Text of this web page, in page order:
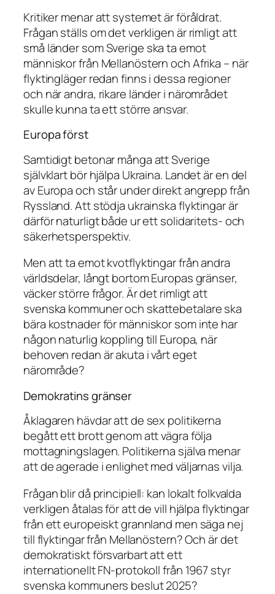
Kritiker menar att systemet är föråldrat.
Frågan ställs om det verkligen är rimligt att
små länder som Sverige ska ta emot
människor från Mellanöstern och Afrika – när
flyktingläger redan finns i dessa regioner
och när andra, rikare länder i närområdet
skulle kunna ta ett större ansvar.
Europa först
Samtidigt betonar många att Sverige
självklart bör hjälpa Ukraina. Landet är en del
av Europa och står under direkt angrepp från
Ryssland. Att stödja ukrainska flyktingar är
därför naturligt både ur ett solidaritets- och
säkerhetsperspektiv.
Men att ta emot kvotflyktingar från andra
världsdelar, långt bortom Europas gränser,
väcker större frågor. Är det rimligt att
svenska kommuner och skattebetalare ska
bära kostnader för människor som inte har
någon naturlig koppling till Europa, när
behoven redan är akuta i vårt eget
närområde?
Demokratins gränser
Åklagaren hävdar att de sex politikerna
begått ett brott genom att vägra följa
mottagningslagen. Politikerna själva menar
att de agerade i enlighet med väljarnas vilja.
Frågan blir då principiell: kan lokalt folkvalda
verkligen åtalas för att de vill hjälpa flyktingar
från ett europeiskt grannland men säga nej
till flyktingar från Mellanöstern? Och är det
demokratiskt försvarbart att ett
internationellt FN-protokoll från 1967 styr
svenska kommuners beslut 2025?